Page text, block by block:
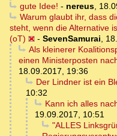
gute Idee! - nereus,
Warum glaubt ihr, dass
steht, wenn die Alternative
(oT)
- SevenSamurai,
Als kleinerer
einen Ministerposten
18.09.2017, 19:36
Der Lindner ist ein
10:32
Kann ich alles
19.09.2017, 10:51
"ALLES